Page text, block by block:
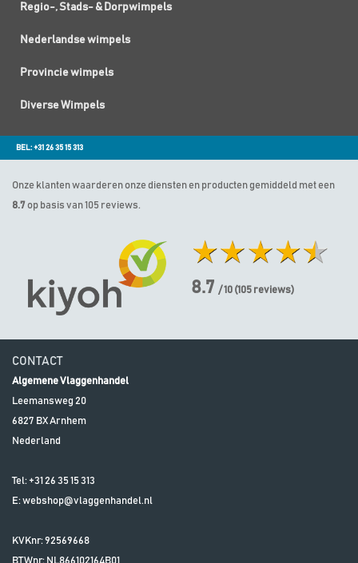
Regio-, Stads- & Dorpwimpels
Nederlandse wimpels
Provincie wimpels
Diverse Wimpels
BEL: +31 26 35 15 313
Onze klanten waarderen onze diensten en producten gemiddeld met een
8.7 op basis van 105 reviews.
8.7 / 10 (105 reviews)
CONTACT
Algemene Vlaggenhandel
Leemansweg 20
6827 BXArnhem
Nederland
Tel: +31 26 35 15 313
E:webshop@vlaggenhandel.nl
KVKnr: 92569668